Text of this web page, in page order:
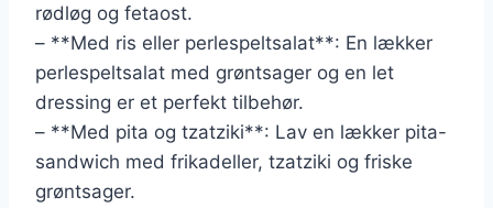
rødløg og fetaost.
– **Med ris eller perlespeltsalat**: En lækker
perlespeltsalat med grøntsager og en let
dressing er et perfekt tilbehør.
– **Med pita og tzatziki**: Lav en lækker pita-
sandwich med frikadeller, tzatziki og friske
grøntsager.